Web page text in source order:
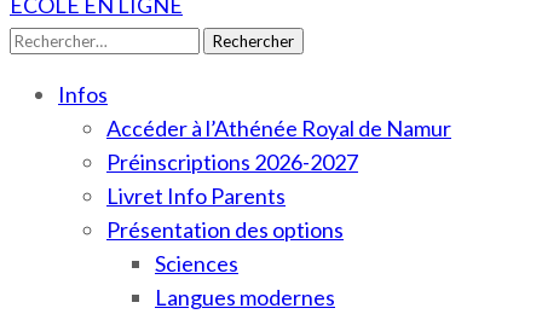
Rechercher :
Infos
Accéder à l’Athénée Royal de Namur
Préinscriptions 2026-2027
Livret Info Parents
Présentation des options
Sciences
Langues modernes